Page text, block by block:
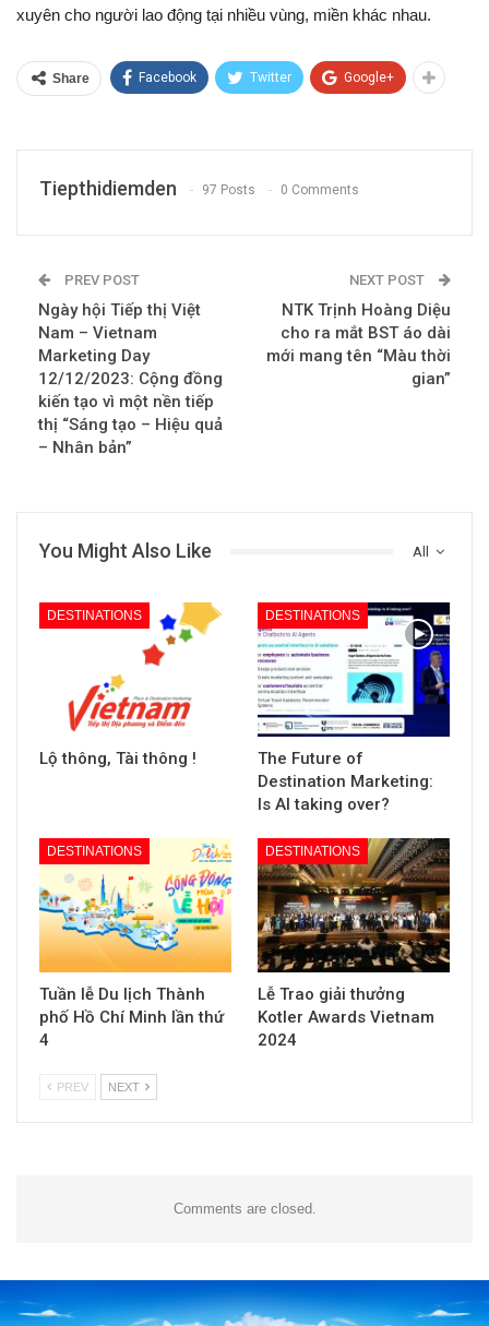
xuyên cho người lao động tại nhiều vùng, miền khác nhau.
Share Facebook Twitter Google+
Tiepthidiemden 97 Posts 0 Comments
PREV POST
Ngày hội Tiếp thị Việt
Nam – Vietnam
Marketing Day
12/12/2023: Cộng đồng
kiến tạo vì một nền tiếp
thị “Sáng tạo – Hiệu quả
– Nhân bản”
NEXT POST
NTK Trịnh Hoàng Diệu
cho ra mắt BST áo dài
mới mang tên “Màu thời
gian”
All
You Might Also Like
DESTINATIONS
Lộ thông, Tài thông !
DESTINATIONS
The Future of
Destination Marketing:
Is AI taking over?
DESTINATIONS
Tuần lễ Du lịch Thành
phố Hồ Chí Minh lần thứ
4
DESTINATIONS
Lễ Trao giải thưởng
Kotler Awards Vietnam
2024
PREV NEXT
Comments are closed.